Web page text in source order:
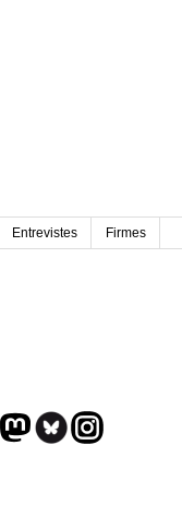
Entrevistes Firmes